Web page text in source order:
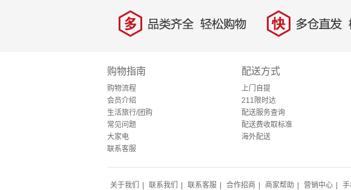
多 品类齐全，轻松购物 快 多仓直发，
购物指南
购物流程
会员介绍
生活旅行/团购
常见问题
大家电
联系客服
配送方式
上门自提
211限时达
配送服务查询
配送费收取标准
海外配送
关于我们 联系我们 联系客服 合作招商 商家帮助 营销中心 手